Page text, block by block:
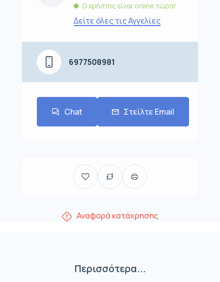
Ο χρήστης είναι online τώρα!
Δείτε όλες τις Αγγελίες
6977508981
Chat Στείλτε Email
Αναφορά κατάχρησης
Περισσότερα...